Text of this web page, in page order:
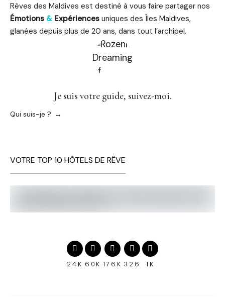
Rêves des Maldives est destiné à vous faire partager nos
Émotions & Expériences uniques des Îles Maldives,
glanées depuis plus de 20 ans, dans tout l’archipel.
Je suis votre guide, suivez-moi.
Qui suis-je ?
VOTRE TOP 10 HÔTELS DE RÊVE
24K 60K 176K 326 1K